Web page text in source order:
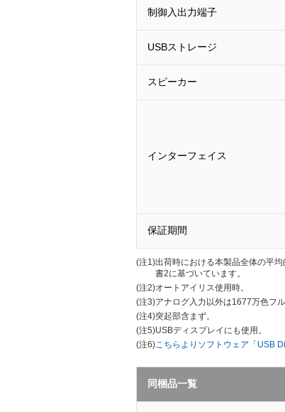
制御入出力端子
USBストレージ
スピーカー
インターフェイス
保証期間
(注1)出荷時における本製品全体の平
書2に基づいています。
(注2)オートアイリス使用時。
(注3)アナログ入力以外は1677万色フル
(注4)突起部含まず。
(注5)USBディスプレイにも使用。
(注6)こちらよりソフトウェア「USB
同梱品一覧